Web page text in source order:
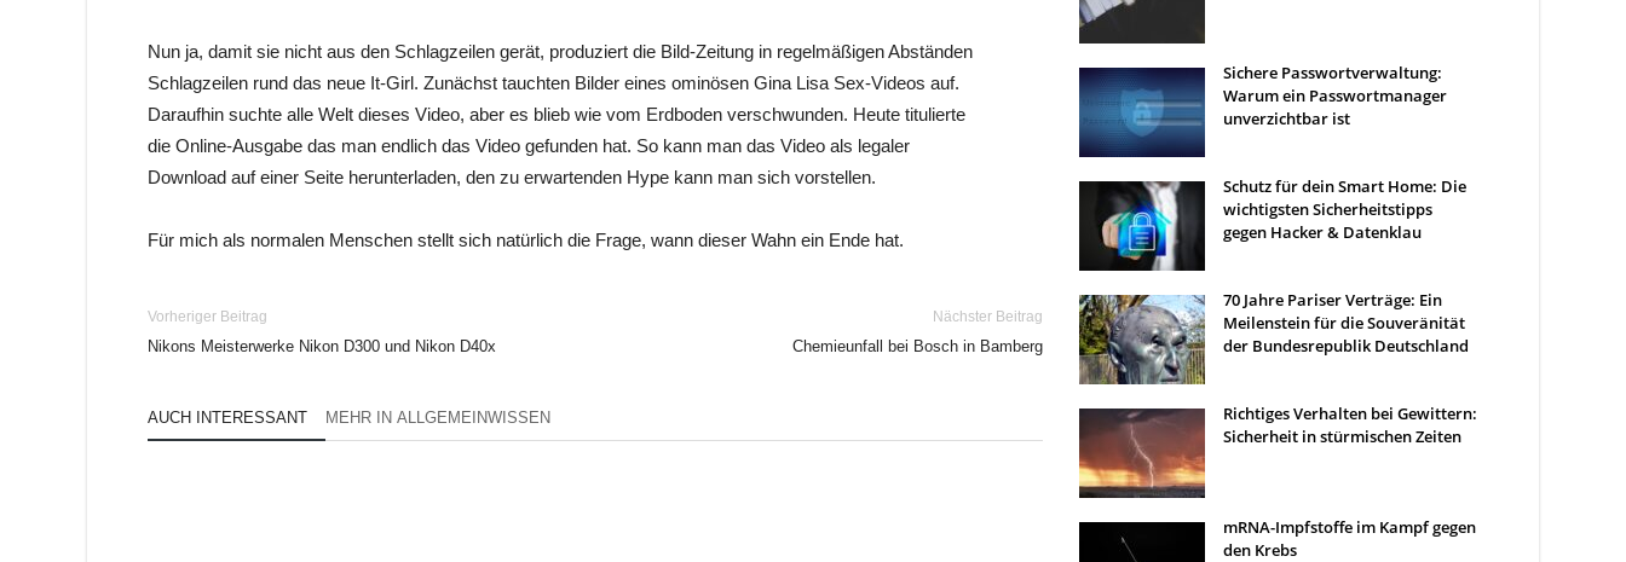
Nun ja, damit sie nicht aus den Schlagzeilen gerät, produziert die Bild-Zeitung in regelmäßigen Abständen
Schlagzeilen rund das neue It-Girl. Zunächst tauchten Bilder eines ominösen Gina Lisa Sex-Videos auf.
Daraufhin suchte alle Welt dieses Video, aber es blieb wie vom Erdboden verschwunden. Heute titulierte
die Online-Ausgabe das man endlich das Video gefunden hat. So kann man das Video als legaler
Download auf einer Seite herunterladen, den zu erwartenden Hype kann man sich vorstellen.
Für mich als normalen Menschen stellt sich natürlich die Frage, wann dieser Wahn ein Ende hat.
Vorheriger Beitrag
Nikons Meisterwerke Nikon D300 und Nikon D40x
Nächster Beitrag
Chemieunfall bei Bosch in Bamberg
AUCH INTERESSANT MEHR IN ALLGEMEINWISSEN
Sichere Passwortverwaltung:
Warum ein Passwortmanager
unverzichtbar ist
Schutz für dein Smart Home: Die
wichtigsten Sicherheitstipps
gegen Hacker & Datenklau
70 Jahre Pariser Verträge: Ein
Meilenstein für die Souveränität
der Bundesrepublik Deutschland
Richtiges Verhalten bei Gewittern:
Sicherheit in stürmischen Zeiten
mRNA-Impfstoffe im Kampf gegen
den Krebs